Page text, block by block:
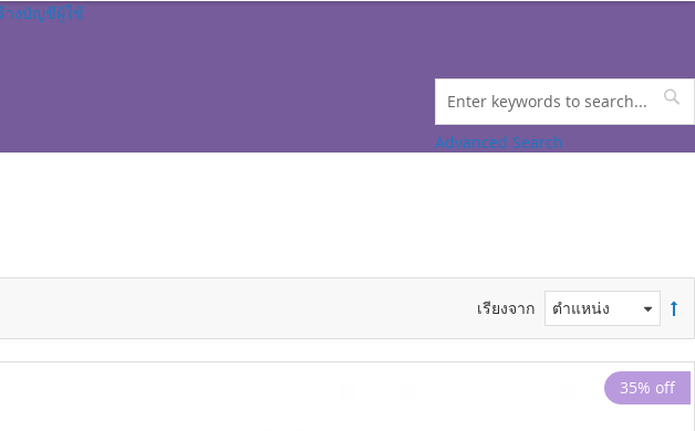
างบัญชีผู้ใช้
Search
Advanced Search
เรียงจาก
35% off